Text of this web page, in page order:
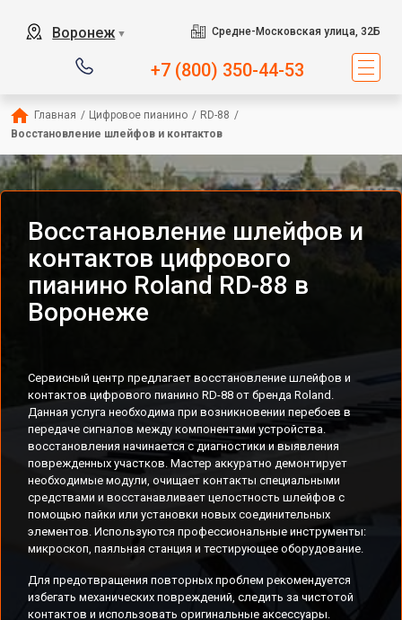
Воронеж ▼ Средне-Московская улица, 32Б
+7 (800) 350-44-53
Главная / Цифровое пианино / RD-88 /
Восстановление шлейфов и контактов
Восстановление шлейфов и
контактов цифрового
пианино Roland RD-88 в
Воронеже
Сервисный центр предлагает восстановление шлейфов и
контактов цифрового пианино RD-88 от бренда Roland.
Данная услуга необходима при возникновении перебоев в
передаче сигналов между компонентами устройства.
восстановления начинается с диагностики и выявления
поврежденных участков. Мастер аккуратно демонтирует
необходимые модули, очищает контакты специальными
средствами и восстанавливает целостность шлейфов с
помощью пайки или установки новых соединительных
элементов. Используются профессиональные инструменты:
микроскоп, паяльная станция и тестирующее оборудование.
Для предотвращения повторных проблем рекомендуется
избегать механических повреждений, следить за чистотой
контактов и использовать оригинальные аксессуары.